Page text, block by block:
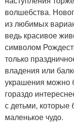
волшебства.
из любимых
ведь красивое
символом
только
владения или
украшения можно
гораздо
с детьми, которые
маленькое чудо.